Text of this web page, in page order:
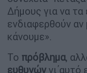
Δήμους για να
ενδιαφερθούν
κάνουμε».
Το πρόβλημα,
ευθυνών